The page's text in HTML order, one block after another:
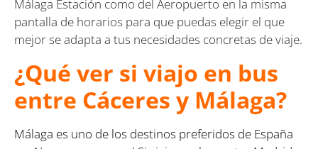
Málaga Estación como del Aeropuerto en la misma
pantalla de horarios para que puedas elegir el que
mejor se adapta a tus necesidades concretas de viaje.
¿Qué ver si viajo en bus
entre Cáceres y Málaga?
Málaga es uno de los destinos preferidos de España